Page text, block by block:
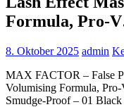
Formula, Pro-
8. Oktober 2025 admin
MAX FACTOR – False
Volumising Formula,
Smudge-Proof – 01